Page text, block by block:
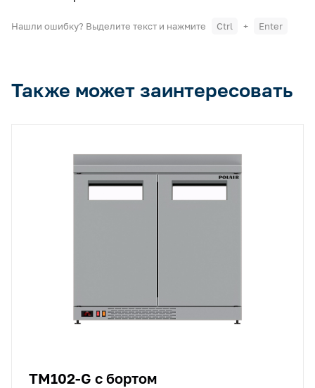
Нашли ошибку? Выделите текст и нажмите Ctrl + Enter
Также может заинтересовать
TM102-G с бортом